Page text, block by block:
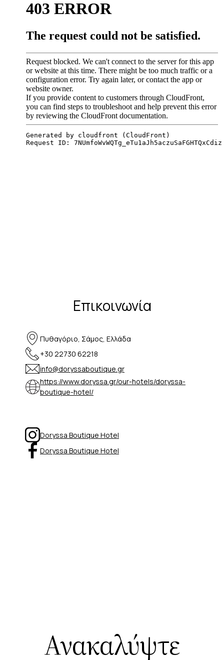
Επικοινωνία
Πυθαγόριο, Σάμος, Ελλάδα
+30 22730 62218
info@doryssaboutique.gr
https://www.doryssa.gr/our-hotels/doryssa-
boutique-hotel/
Doryssa Boutique Hotel
Doryssa Boutique Hotel
Ανακαλύψτε